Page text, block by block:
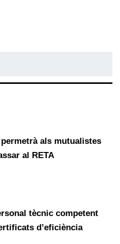
als mutualistes
al RETA
tècnic competent
d’eficiència